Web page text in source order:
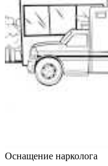
Оснащение нарколога